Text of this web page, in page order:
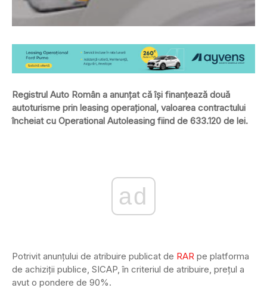
Registrul Auto Român a anunțat că își finanțează două
autoturisme prin leasing operațional, valoarea contractului
încheiat cu Operational Autoleasing fiind de 633.120 de lei.
ad
Potrivit anunțului de atribuire publicat de RAR pe platforma
de achiziții publice, SICAP, în criteriul de atribuire, prețul a
avut o pondere de 90%.